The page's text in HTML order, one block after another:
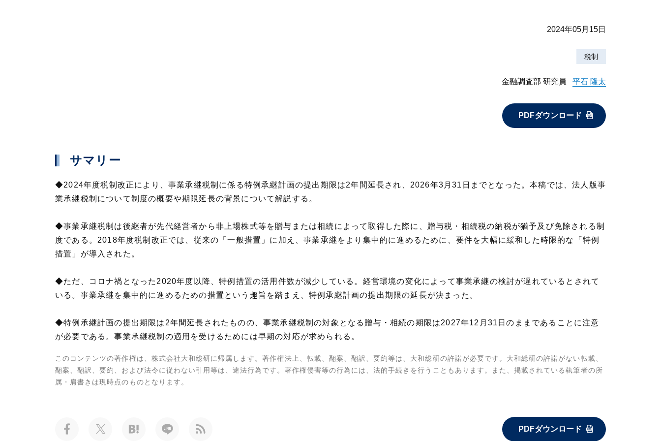
2024年05月15日
税制
金融調査部 研究員 平石 隆太
PDFダウンロード
サマリー
◆2024年度税制改正により、事業承継税制に係る特例承継計画の提出期限は2年間延長され、2026年3月31日までとなった。本稿では、法人版事
業承継税制について制度の概要や期限延長の背景について解説する。
◆事業承継税制は後継者が先代経営者から非上場株式等を贈与または相続によって取得した際に、贈与税・相続税の納税が猶予及び免除される制
度である。2018年度税制改正では、従来の「一般措置」に加え、事業承継をより集中的に進めるために、要件を大幅に緩和した時限的な「特例
措置」が導入された。
◆ただ、コロナ禍となった2020年度以降、特例措置の活用件数が減少している。経営環境の変化によって事業承継の検討が遅れているとされて
いる。事業承継を集中的に進めるための措置という趣旨を踏まえ、特例承継計画の提出期限の延長が決まった。
◆特例承継計画の提出期限は2年間延長されたものの、事業承継税制の対象となる贈与・相続の期限は2027年12月31日のままであることに注意
が必要である。事業承継税制の適用を受けるためには早期の対応が求められる。
このコンテンツの著作権は、株式会社大和総研に帰属します。著作権法上、転載、翻案、翻訳、要約等は、大和総研の許諾が必要です。大和総研の許諾がない転載、
翻案、翻訳、要約、および法令に従わない引用等は、違法行為です。著作権侵害等の行為には、法的手続きを行うこともあります。また、掲載されている執筆者の所
属・肩書きは現時点のものとなります。
PDFダウンロード